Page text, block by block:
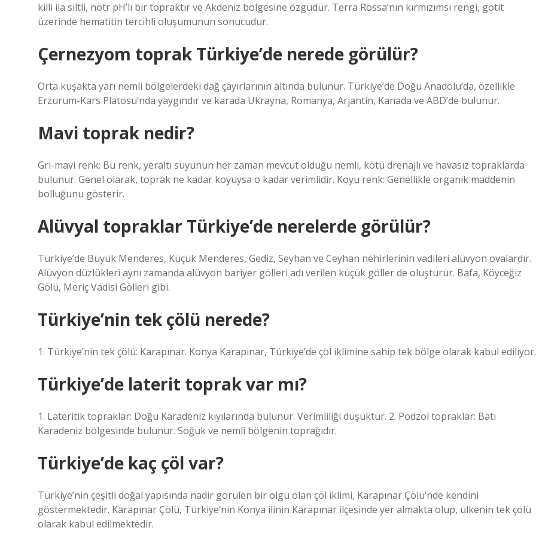
killi ila siltli, nötr pH’lı bir topraktır ve Akdeniz bölgesine özgüdür. Terra Rossa’nın kırmızımsı rengi, götit
üzerinde hematitin tercihli oluşumunun sonucudur.
Çernezyom toprak Türkiye’de nerede görülür?
Orta kuşakta yarı nemli bölgelerdeki dağ çayırlarının altında bulunur. Türkiye’de Doğu Anadolu’da, özellikle
Erzurum-Kars Platosu’nda yaygındır ve karada Ukrayna, Romanya, Arjantin, Kanada ve ABD’de bulunur.
Mavi toprak nedir?
Gri-mavi renk: Bu renk, yeraltı suyunun her zaman mevcut olduğu nemli, kötü drenajlı ve havasız topraklarda
bulunur. Genel olarak, toprak ne kadar koyuysa o kadar verimlidir. Koyu renk: Genellikle organik maddenin
bolluğunu gösterir.
Alüvyal topraklar Türkiye’de nerelerde görülür?
Türkiye’de Büyük Menderes, Küçük Menderes, Gediz, Seyhan ve Ceyhan nehirlerinin vadileri alüvyon ovalardır.
Alüvyon düzlükleri aynı zamanda alüvyon bariyer gölleri adı verilen küçük göller de oluşturur. Bafa, Köyceğiz
Gölü, Meriç Vadisi Gölleri gibi.
Türkiye’nin tek çölü nerede?
1. Türkiye’nin tek çölü: Karapınar. Konya Karapınar, Türkiye’de çöl iklimine sahip tek bölge olarak kabul ediliyor.
Türkiye’de laterit toprak var mı?
1. Lateritik topraklar: Doğu Karadeniz kıyılarında bulunur. Verimliliği düşüktür. 2. Podzol topraklar: Batı
Karadeniz bölgesinde bulunur. Soğuk ve nemli bölgenin toprağıdır.
Türkiye’de kaç çöl var?
Türkiye’nin çeşitli doğal yapısında nadir görülen bir olgu olan çöl iklimi, Karapınar Çölü’nde kendini
göstermektedir. Karapınar Çölü, Türkiye’nin Konya ilinin Karapınar ilçesinde yer almakta olup, ülkenin tek çölü
olarak kabul edilmektedir.